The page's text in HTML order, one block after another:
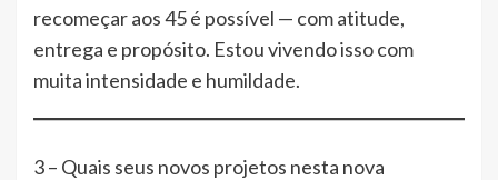
recomeçar aos 45 é possível — com atitude,
entrega e propósito. Estou vivendo isso com
muita intensidade e humildade.
3 – Quais seus novos projetos nesta nova